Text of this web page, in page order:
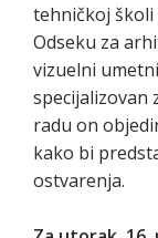
tehničkoj
Odseku za
vizuelni
specijalizovan
radu on
kako bi
ostvarenja.